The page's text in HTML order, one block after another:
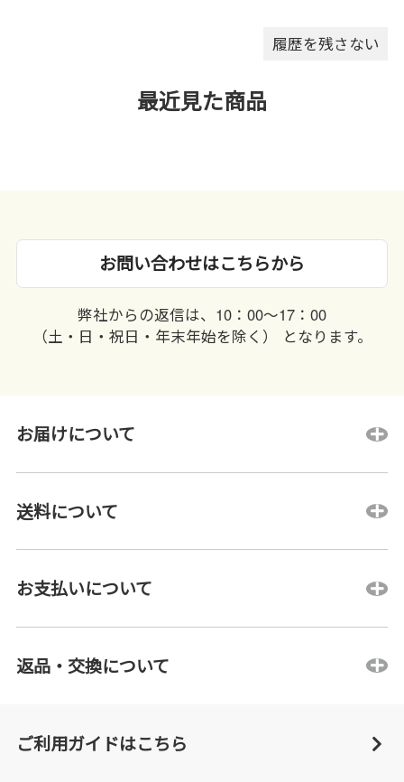
れないでください。履歴を残さない
最近見た商品
お問い合わせはこちらから
弊社からの返信は、10：00〜17：00
（土・日・祝日・年末年始を除く） となります。
お届けについて
送料について
お支払いについて
返品・交換について
ご利用ガイドはこちら